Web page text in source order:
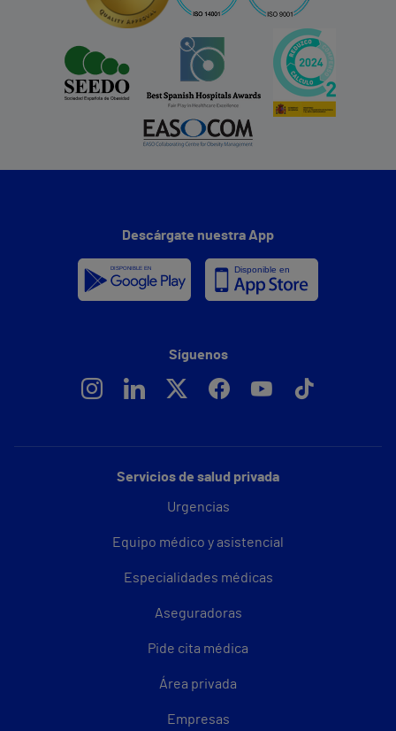
Servicios de salud privada
Urgencias
Equipo médico y asistencial
Especialidades médicas
Aseguradoras
Pide cita médica
Área privada
Empresas
Descárgate nuestra App
Síguenos